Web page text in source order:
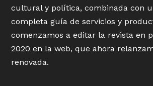
cultural y política, combinada con
completa guía de servicios y
comenzamos a editar la revista en
2020 en la web, que ahora
renovada.